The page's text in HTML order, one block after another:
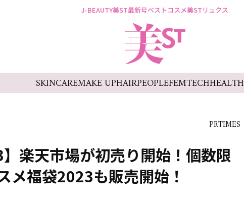
J-BEAUTY美ST最新号ベストコスメ美STリュクス
SKINCAREMAKE UPHAIRPEOPLEFEMTECHHEALTH
PRTIMES
】楽天市場が初売り開始！個数限
メ福袋2023も販売開始！